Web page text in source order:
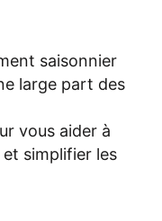
saisonnier
large part des
vous aider à
simplifier les